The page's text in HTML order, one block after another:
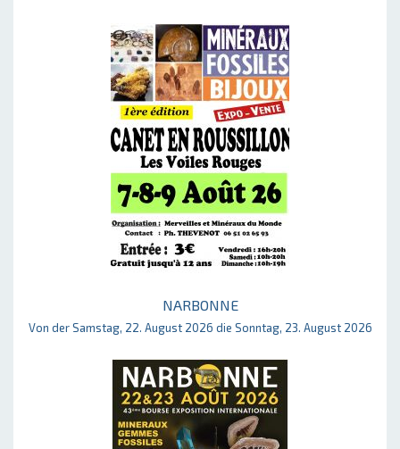
NARBONNE
Von der Samstag, 22. August 2026 die Sonntag, 23. August 2026